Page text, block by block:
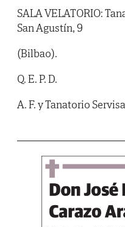
SALA VELATORIO:
San Agustín, 9
(Bilbao).
Q. E. P. D.
A. F. y Tanatorio